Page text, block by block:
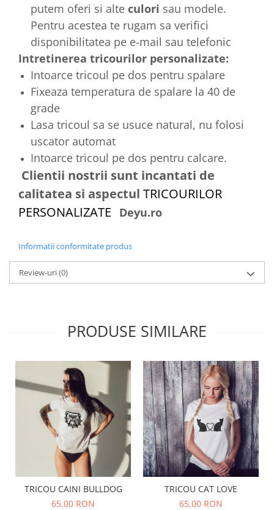
putem oferi si alte culori sau modele.
Pentru acestea te rugam sa verifici
disponibilitatea pe e-mail sau telefonic
Intretinerea tricourilor personalizate:
Intoarce tricoul pe dos pentru spalare
Fixeaza temperatura de spalare la 40 de
grade
Lasa tricoul sa se usuce natural, nu folosi
uscator automat
Intoarce tricoul pe dos pentru calcare.
Clientii nostrii sunt incantati de
calitatea si aspectul TRICOURILOR
PERSONALIZATE
Deyu.ro
Informatii conformitate produs
Review-uri(0)
PRODUSE SIMILARE
TRICOU CAINI BULLDOG
65,00 RON
TRICOU CAT LOVE
65,00 RON